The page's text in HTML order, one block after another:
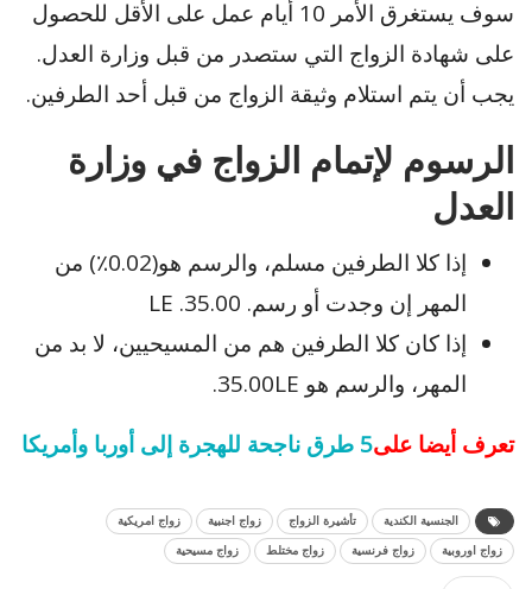
سوف يستغرق الأمر 10 أيام عمل على الأقل للحصول
على شهادة الزواج التي ستصدر من قبل وزارة العدل.
يجب أن يتم استلام وثيقة الزواج من قبل أحد الطرفين.
الرسوم لإتمام الزواج في وزارة
العدل
إذا كلا الطرفين مسلم، والرسم هو(0.02٪) من
المهر إن وجدت أو رسم. 35.00. LE
إذا كان كلا الطرفين هم من المسيحيين، لا بد من
المهر، والرسم هو 35.00LE.
تعرف أيضا على5 طرق ناجحة للهجرة إلى أوربا وأمريكا
الجنسية الكندية تأشيرة الزواج زواج اجنبية
زواج امريكية
زواج اوروبية
زواج فرنسية زواج مختلط زواج مسيحية